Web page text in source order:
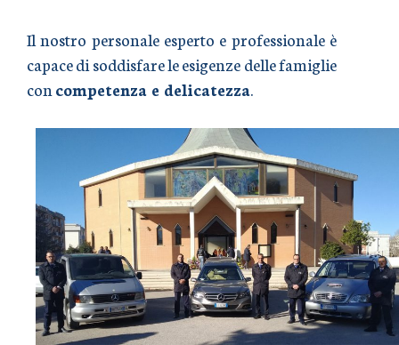
Il nostro personale esperto e professionale è
capace di soddisfare le esigenze delle famiglie
con competenza e delicatezza.